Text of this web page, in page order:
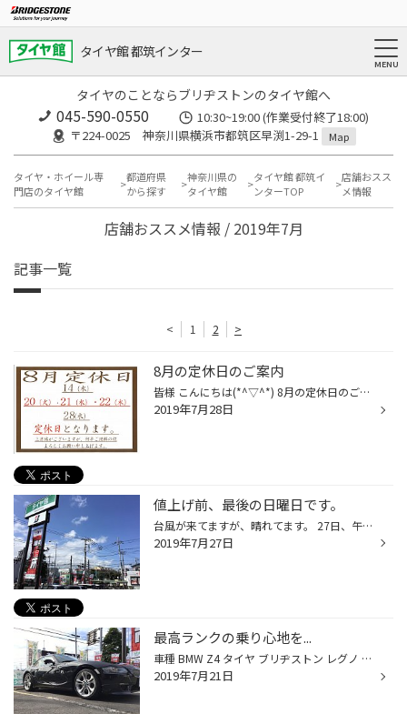
タイヤ館 都筑インター
タイヤのことならブリヂストンのタイヤ館へ
045-590-0550
10:30~19:00 (作業受付終了18:00)
〒224-0025 神奈川県横浜市都筑区早渕1-29-1
Map
タイヤ・ホイール専
門店のタイヤ館
都道府県
から探す
神奈川県の
タイヤ館
タイヤ館 都筑イ
ンターTOP
店舗おスス
メ情報
店舗おススメ情報 / 2019年7月
記事一覧
< 1 2 >
8月の定休日のご案内
皆様 こんにちは(*^▽^*) 8月の定休日のご案内を致します。 上記の通りとなります。 20（火）・21（水）・22（木）と3連休がございます。 ご不便お掛け致しますが、何卒ご理解の程よろしくお願い致します。 １０時から１８時３０分まで営業致しております。 作業受付終了は１８時までとなりますので...
2019年7月28日
値上げ前、最後の日曜日です。
台風が来てますが、晴れてます。 27日、午前は都筑は晴れております。 でも、そろそろ台風の猛威が近ずいてきてる... 明日の28日は、集中得市最後の日曜日となります。 お越しになりる際はお気をつけてお越しください。 アクセス 神奈川県横浜市都筑区早渕1-29-1 タイヤ館都筑インター店 TEL 045-59...
2019年7月27日
最高ランクの乗り心地を...
車種 BMW Z4 タイヤ ブリヂストン レグノ GR-XⅡ F225/40R18 R255/35R18 こんにちは！ タイヤ館都筑インターです。 本日は、タイヤ交換とアライメントのご紹介です。 タイヤは、ブリヂストンのレグノ GR-XⅡです。 ブリヂストンのタイヤの中では最上級のタイヤとなります。 お車のランクが一段階上が...
2019年7月21日